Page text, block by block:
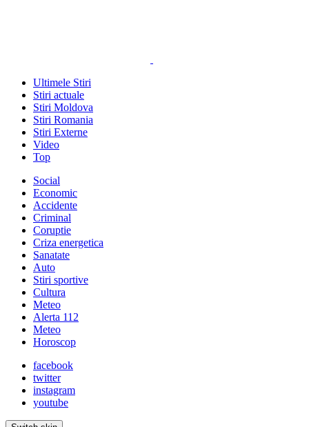
Ultimele Stiri
Stiri actuale
Stiri Moldova
Stiri Romania
Stiri Externe
Video
Top
Social
Economic
Accidente
Criminal
Coruptie
Criza energetica
Sanatate
Auto
Stiri sportive
Cultura
Meteo
Alerta 112
Meteo
Horoscop
facebook
twitter
instagram
youtube